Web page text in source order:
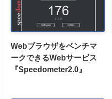
Webブラウザをベンチマ
ークできるWebサービス
『Speedometer2.0』